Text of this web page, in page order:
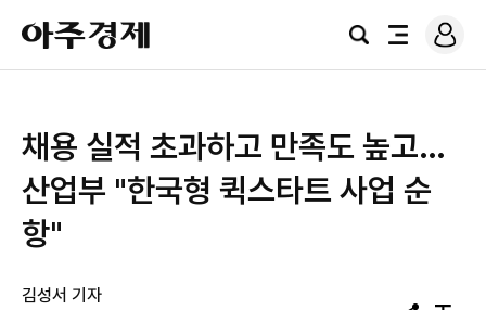
아
주
경
검
전
로
그
채용 실적 초과하고 만족도 높고…
산업부 "한국형 퀵스타트 사업 순
항"
김성서 기자